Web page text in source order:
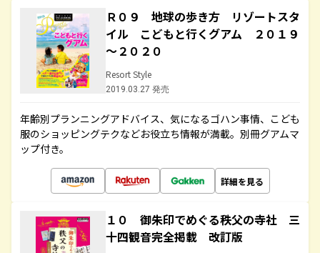
Ｒ０９ 地球の歩き方 リゾートスタ
イル こどもと行くグアム ２０１９
～２０２０
Resort Style
2019.03.27 発売
年齢別プランニングアドバイス、気になるゴハン事情、こども
服のショッピングテクなどお役立ち情報が満載。別冊グアムマ
ップ付き。
詳細を見る
１０ 御朱印でめぐる秩父の寺社 三
十四観音完全掲載 改訂版